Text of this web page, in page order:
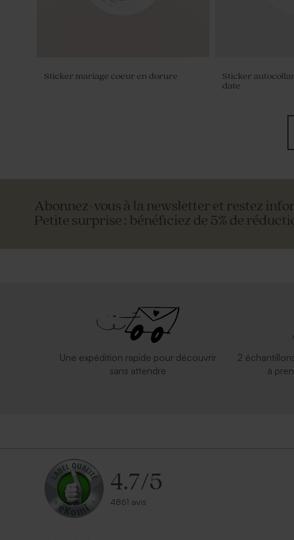
Sticker mariage coeur en dorure
Sticker
date
Abonnez-vous à la newsletter et restez
Petite surprise : bénéficiez de 5% de
Une expédition rapide pour découvrir
sans attendre
2
à
4.7/5
4861 avis